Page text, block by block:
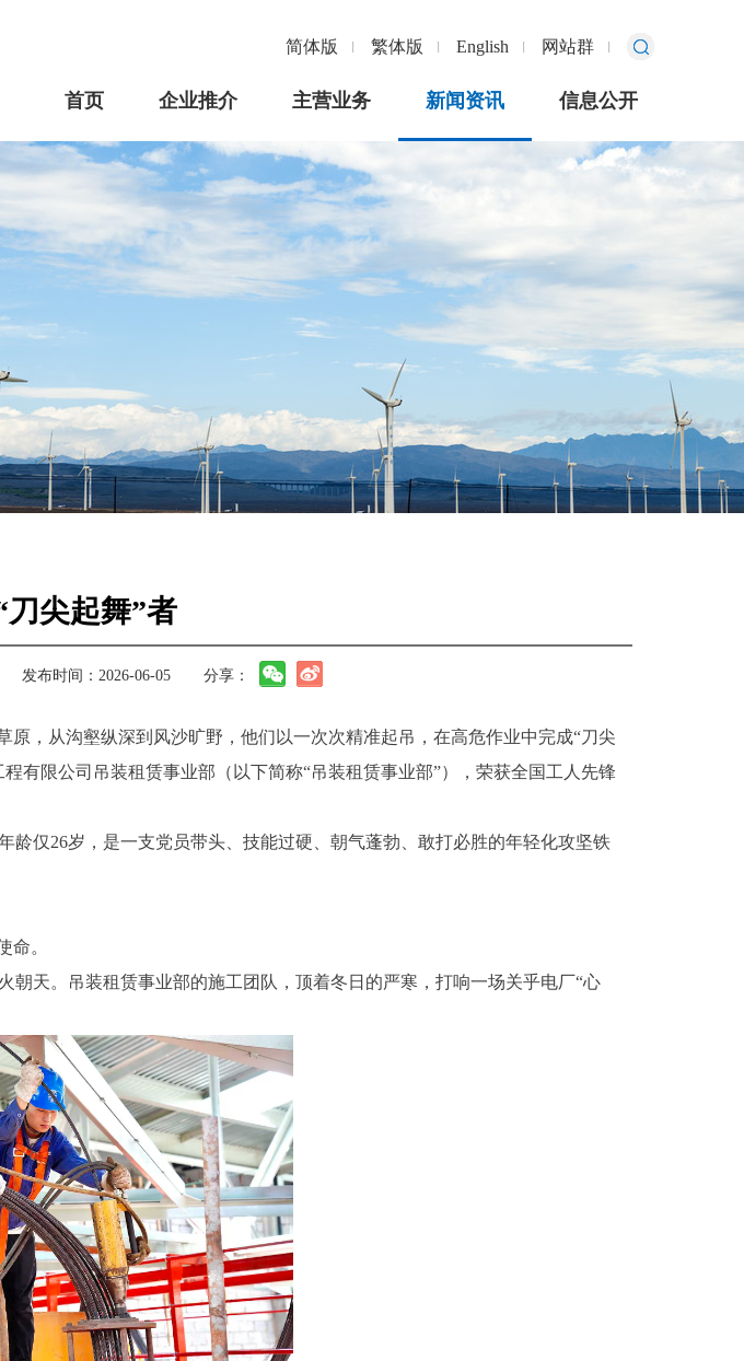
简体版 繁体版 English 网站群
首页 企业推介 主营业务 新闻资讯 信息公开
刀尖起舞”者
发布时间：2026-06-05 分享：
，从沟壑纵深到风沙旷野，他们以一次次精准起吊，在高危作业中完成“刀尖
有限公司吊装租赁事业部（以下简称“吊装租赁事业部”），荣获全国工人先锋
仅26岁，是一支党员带头、技能过硬、朝气蓬勃、敢打必胜的年轻化攻坚铁
。
天。吊装租赁事业部的施工团队，顶着冬日的严寒，打响一场关乎电厂“心